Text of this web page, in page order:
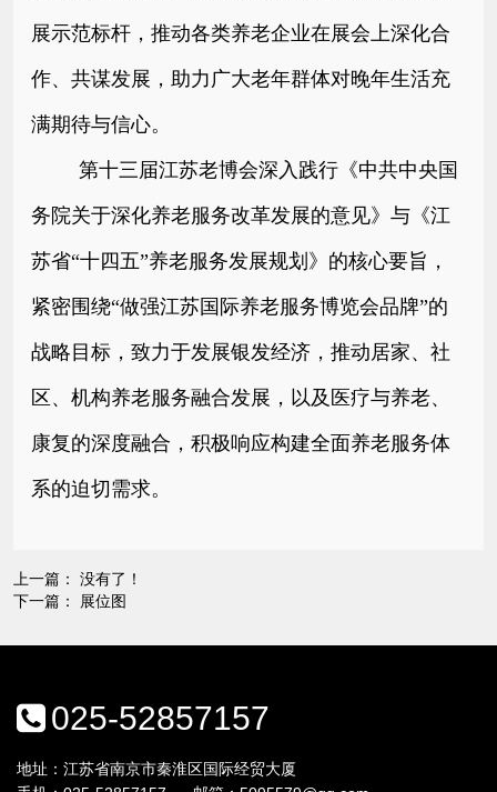
展示范标杆，推动各类养老企业在展会上深化合
作、共谋发展，助力广大老年群体对晚年生活充
满期待与信心。
第十三届江苏老博会深入践行《中共中央国
务院关于深化养老服务改革发展的意见》与《江
苏省“十四五”养老服务发展规划》的核心要旨，
紧密围绕“做强江苏国际养老服务博览会品牌”的
战略目标，致力于发展银发经济，推动居家、社
区、机构养老服务融合发展，以及医疗与养老、
康复的深度融合，积极响应构建全面养老服务体
系的迫切需求。
上一篇： 没有了！
下一篇：
展位图
025-52857157
地址：江苏省南京市秦淮区国际经贸大厦